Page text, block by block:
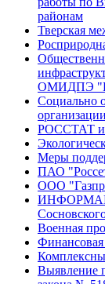
районам
Тверская
ОМИДПЭ
Социально
организации
РОССТАТ
Меры
ПАО
ООО
Военная
Финансовая
Выявление